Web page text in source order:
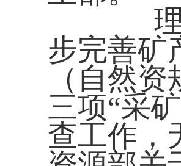
理
步完善矿
（自然
三项“采
查工作，